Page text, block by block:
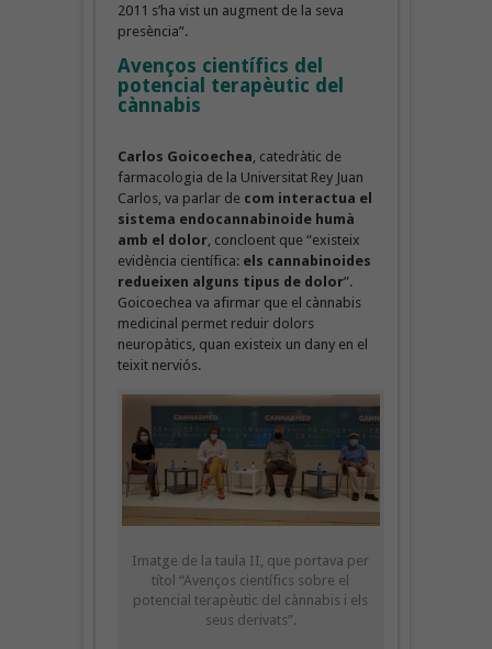
2011 s’ha vist un augment de la seva
presència”.
Avenços científics del
potencial terapèutic del
cànnabis
Carlos Goicoechea , catedràtic de
farmacologia de la Universitat Rey Juan
Carlos, va parlar de com interactua el
sistema endocannabinoide humà
amb el dolor, concloent que “existeix
evidència científica: els cannabinoides
redueixen alguns tipus de dolor”.
Goicoechea va afirmar que el cànnabis
medicinal permet reduir dolors
neuropàtics, quan existeix un dany en el
teixit nerviós.
Imatge de la taula II, que portava per
títol “Avenços científics sobre el
potencial terapèutic del cànnabis i els
seus derivats”.